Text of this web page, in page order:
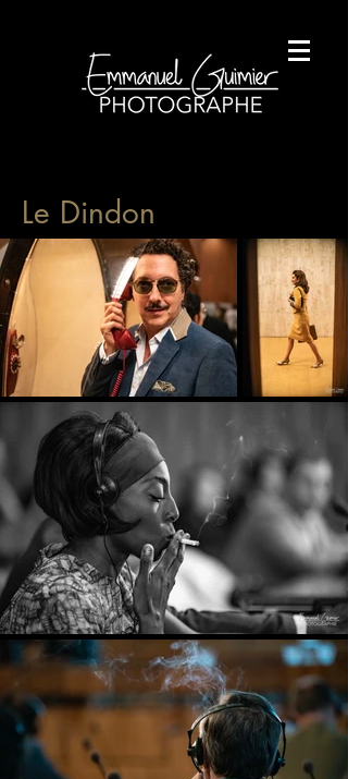
Le Dindon